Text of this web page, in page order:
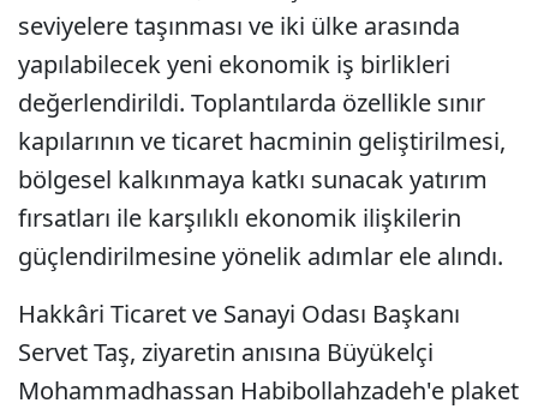
seviyelere taşınması ve iki ülke arasında
yapılabilecek yeni ekonomik iş birlikleri
değerlendirildi. Toplantılarda özellikle sınır
kapılarının ve ticaret hacminin geliştirilmesi,
bölgesel kalkınmaya katkı sunacak yatırım
fırsatları ile karşılıklı ekonomik ilişkilerin
güçlendirilmesine yönelik adımlar ele alındı.
Hakkâri Ticaret ve Sanayi Odası Başkanı
Servet Taş, ziyaretin anısına Büyükelçi
Mohammadhassan Habibollahzadeh'e plaket